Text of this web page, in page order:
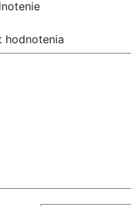
hodnotenia